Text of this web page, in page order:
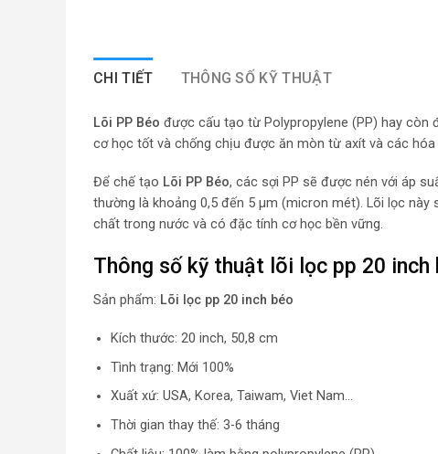
CHI TIẾT THÔNG SỐ KỸ THUẬT
Lõi PP Béo được cấu tạo từ Polypropylene (PP) hay còn
cơ học tốt và chống chịu được ăn mòn từ axít và các
Để chế tạo Lõi PP Béo, các sợi PP sẽ được nén với áp
thường là khoảng 0,5 đến 5 μm (micron mét). Lõi lọc
chất trong nước và có đặc tính cơ học bền vững.
Thông số kỹ thuật lõi lọc pp 20 inch
Sản phẩm: Lõi lọc pp 20 inch béo
Kích thước: 20 inch, 50,8 cm
Tình trạng: Mới 100%
Xuất xứ: USA, Korea, Taiwam, Viet Nam…
Thời gian thay thế: 3-6 tháng